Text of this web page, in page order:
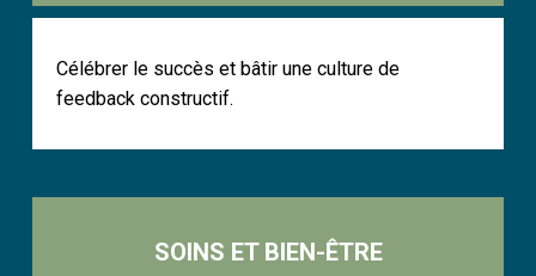
Célébrer le succès et bâtir une culture de
feedback constructif.
SOINS ET BIEN-ÊTRE